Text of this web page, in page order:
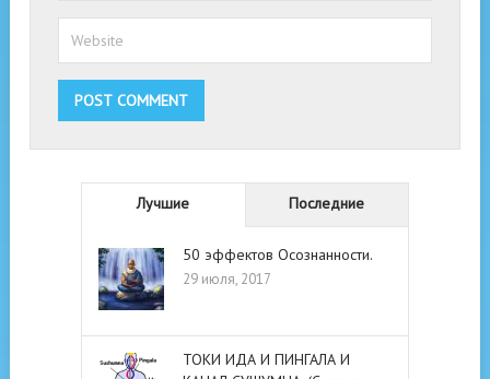
Лучшие Последние
50 эффектов Осознанности.
29 июля, 2017
ТОКИ ИДА И ПИНГАЛА И